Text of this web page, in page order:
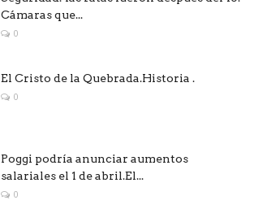
Cámaras que...
0
El Cristo de la Quebrada.Historia .
0
Poggi podría anunciar aumentos
salariales el 1 de abril.El...
0